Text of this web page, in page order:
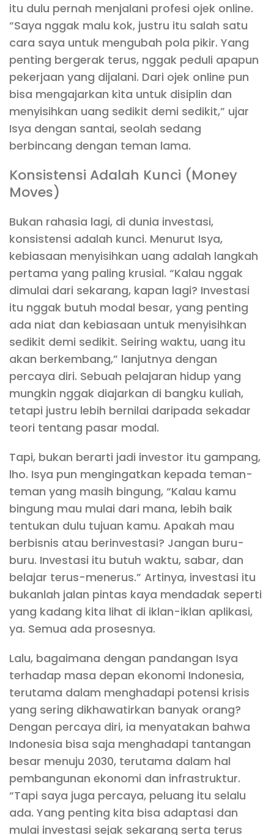
itu dulu pernah menjalani profesi ojek online.
“Saya nggak malu kok, justru itu salah satu
cara saya untuk mengubah pola pikir. Yang
penting bergerak terus, nggak peduli apapun
pekerjaan yang dijalani. Dari ojek online pun
bisa mengajarkan kita untuk disiplin dan
menyisihkan uang sedikit demi sedikit,” ujar
Isya dengan santai, seolah sedang
berbincang dengan teman lama.
Konsistensi Adalah Kunci (Money
Moves)
Bukan rahasia lagi, di dunia investasi,
konsistensi adalah kunci. Menurut Isya,
kebiasaan menyisihkan uang adalah langkah
pertama yang paling krusial. “Kalau nggak
dimulai dari sekarang, kapan lagi? Investasi
itu nggak butuh modal besar, yang penting
ada niat dan kebiasaan untuk menyisihkan
sedikit demi sedikit. Seiring waktu, uang itu
akan berkembang,” lanjutnya dengan
percaya diri. Sebuah pelajaran hidup yang
mungkin nggak diajarkan di bangku kuliah,
tetapi justru lebih bernilai daripada sekadar
teori tentang pasar modal.
Tapi, bukan berarti jadi investor itu gampang,
lho. Isya pun mengingatkan kepada teman-
teman yang masih bingung, “Kalau kamu
bingung mau mulai dari mana, lebih baik
tentukan dulu tujuan kamu. Apakah mau
berbisnis atau berinvestasi? Jangan buru-
buru. Investasi itu butuh waktu, sabar, dan
belajar terus-menerus.” Artinya, investasi itu
bukanlah jalan pintas kaya mendadak seperti
yang kadang kita lihat di iklan-iklan aplikasi,
ya. Semua ada prosesnya.
Lalu, bagaimana dengan pandangan Isya
terhadap masa depan ekonomi Indonesia,
terutama dalam menghadapi potensi krisis
yang sering dikhawatirkan banyak orang?
Dengan percaya diri, ia menyatakan bahwa
Indonesia bisa saja menghadapi tantangan
besar menuju 2030, terutama dalam hal
pembangunan ekonomi dan infrastruktur.
“Tapi saya juga percaya, peluang itu selalu
ada. Yang penting kita bisa adaptasi dan
mulai investasi sejak sekarang serta terus